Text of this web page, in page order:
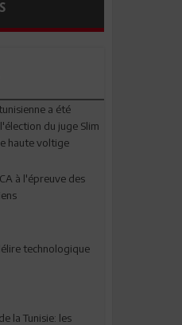
a été
du juge Slim
haute voltige
à l'épreuve des
technologique
la Tunisie: les